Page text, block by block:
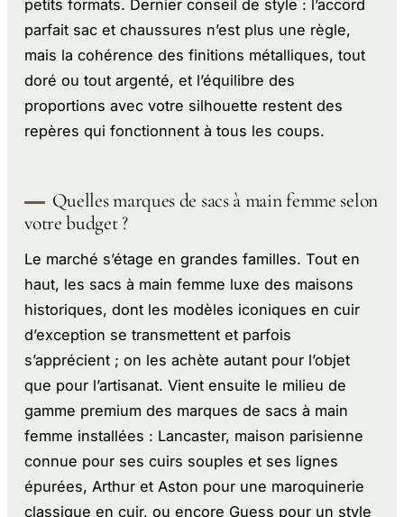
petits formats. Dernier conseil de style : l’accord
parfait sac et chaussures n’est plus une règle,
mais la cohérence des finitions métalliques, tout
doré ou tout argenté, et l’équilibre des
proportions avec votre silhouette restent des
repères qui fonctionnent à tous les coups.
Quelles marques de sacs à main femme selon
votre budget ?
Le marché s’étage en grandes familles. Tout en
haut, les sacs à main femme luxe des maisons
historiques, dont les modèles iconiques en cuir
d’exception se transmettent et parfois
s’apprécient ; on les achète autant pour l’objet
que pour l’artisanat. Vient ensuite le milieu de
gamme premium des marques de sacs à main
femme installées : Lancaster, maison parisienne
connue pour ses cuirs souples et ses lignes
épurées, Arthur et Aston pour une maroquinerie
classique en cuir, ou encore Guess pour un style